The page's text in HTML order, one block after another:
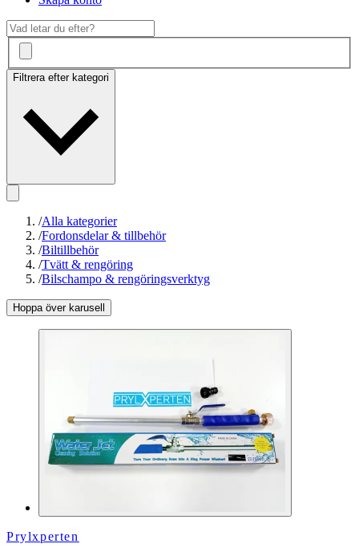
Filtrera efter kategori
/Alla kategorier
/Fordonsdelar & tillbehör
/Biltillbehör
/Tvätt & rengöring
/Bilschampo & rengöringsverktyg
Hoppa över karusell
Prylxperten